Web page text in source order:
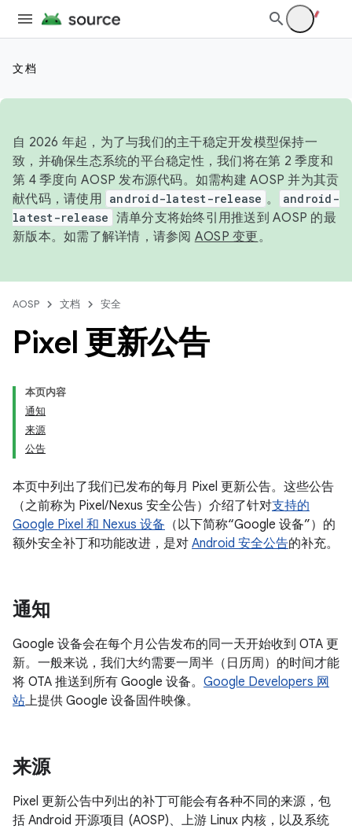
文档
自 2026 年起，为了与我们的主干稳定开发模型保持一
致，并确保生态系统的平台稳定性，我们将在第 2 季度和
第 4 季度向 AOSP 发布源代码。如需构建 AOSP 并为其贡
献代码，请使用 android-latest-release 。
android-
latest-release 清单分支将始终引用推送到 AOSP 的最
新版本。如需了解详情，请参阅 AOSP 变更。
AOSP 文档 安全
Pixel 更新公告
本页内容
通知
来源
公告
本页中列出了我们已发布的每月 Pixel 更新公告。这些公告
（之前称为 Pixel/Nexus 安全公告）介绍了针对支持的
Google Pixel 和 Nexus 设备 （以下简称“Google 设备”）的
额外安全补丁和功能改进，是对 Android 安全公告的补充。
通知
Google 设备会在每个月公告发布的同一天开始收到 OTA 更
新。一般来说，我们大约需要一周半（日历周）的时间才能
将 OTA 推送到所有 Google 设备。 Google Developers 网
站上提供 Google 设备固件映像。
来源
Pixel 更新公告中列出的补丁可能会有各种不同的来源，包
括 Android 开源项目 (AOSP)、上游 Linux 内核，以及系统